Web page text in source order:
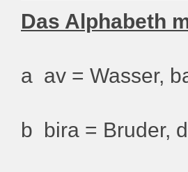
Das Alphabeth
a av = Wasser,
b bira = Bruder,